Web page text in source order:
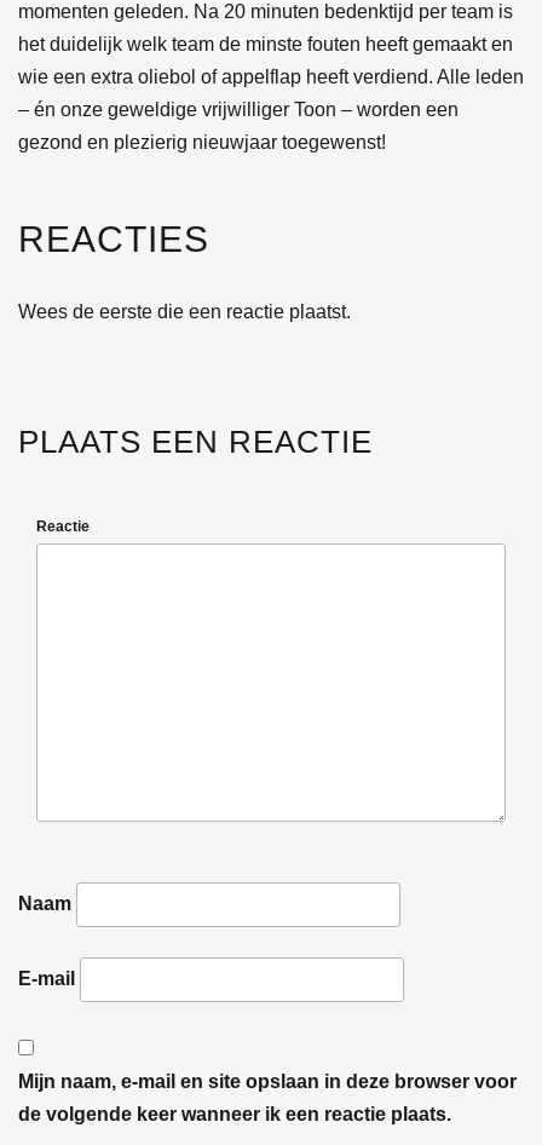
momenten geleden. Na 20 minuten bedenktijd per team is
het duidelijk welk team de minste fouten heeft gemaakt en
wie een extra oliebol of appelflap heeft verdiend. Alle leden
– én onze geweldige vrijwilliger Toon – worden een
gezond en plezierig nieuwjaar toegewenst!
REACTIES
Wees de eerste die een reactie plaatst.
PLAATS EEN REACTIE
Reactie
Naam
E-mail
Mijn naam, e-mail en site opslaan in deze browser voor
de volgende keer wanneer ik een reactie plaats.